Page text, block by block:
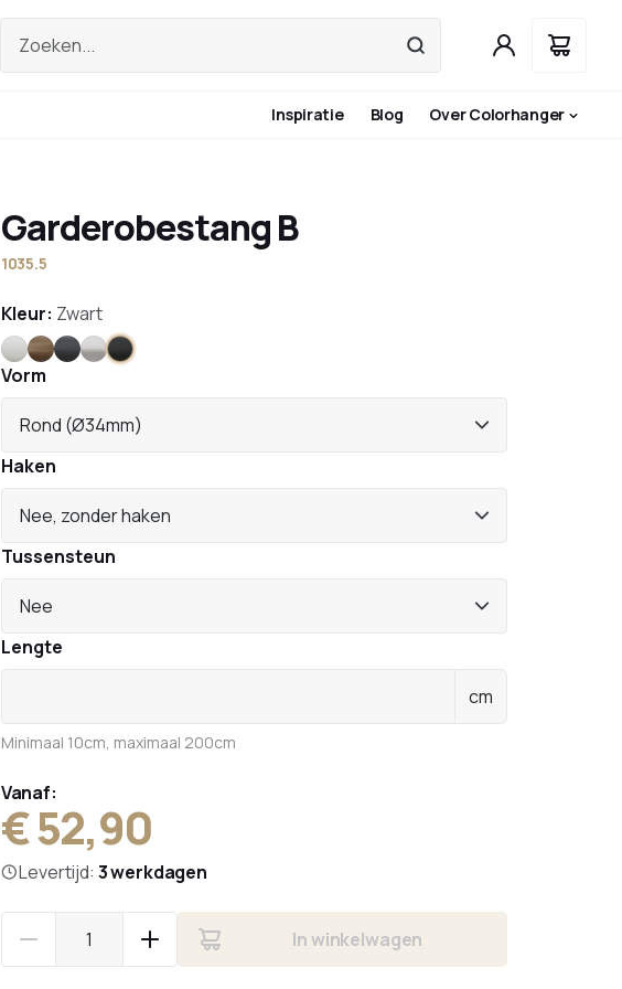
Inspiratie Blog Over Colorhanger
Garderobestang B
1035.5
Kleur: Zwart
WitBronsAntraciet
RVSZwart
Vorm
Rond (Ø34mm)
Haken
Nee, zonder haken
Tussensteun
Nee
Lengte
cm
Minimaal 10cm, maximaal 200cm
Vanaf:
€ 52,90
Levertijd: 3 werkdagen
In winkelwagen